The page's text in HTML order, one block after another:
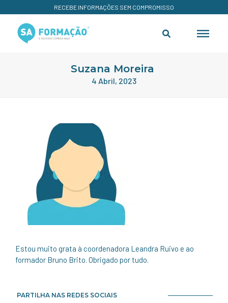
RECEBE INFORMAÇÕES SEM COMPROMISSO
Suzana Moreira
4 Abril, 2023
Estou muito grata à coordenadora Leandra Ruivo e ao
formador Bruno Brito. Obrigado por tudo.
PARTILHA NAS REDES SOCIAIS